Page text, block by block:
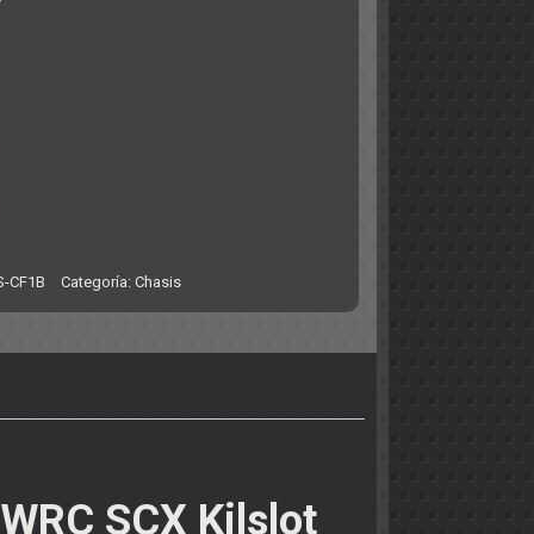
CF1B Categoría: Chasis
SCX Kilslot